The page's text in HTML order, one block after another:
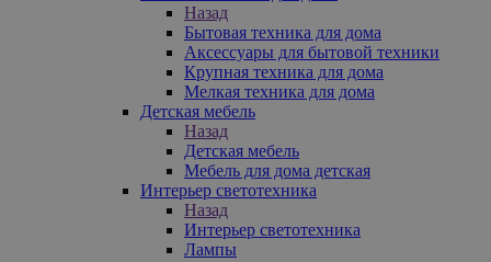
Назад
Бытовая техника для дома
Аксессуары для бытовой техники
Крупная техника для дома
Мелкая техника для дома
Детская мебель
Назад
Детская мебель
Мебель для дома детская
Интерьер светотехника
Назад
Интерьер светотехника
Лампы